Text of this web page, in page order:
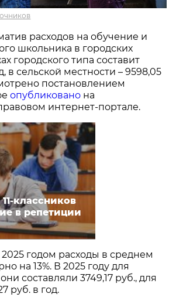
расходов на обучение и
школьника в городских
городского типа составит
в сельской местности – 9598,05
постановлением
опубликовано на
интернет-портале.
классников
в репетиции
годом расходы в среднем
на 13%. В 2025 году для
составляли 3749,17 руб., для
руб. в год.